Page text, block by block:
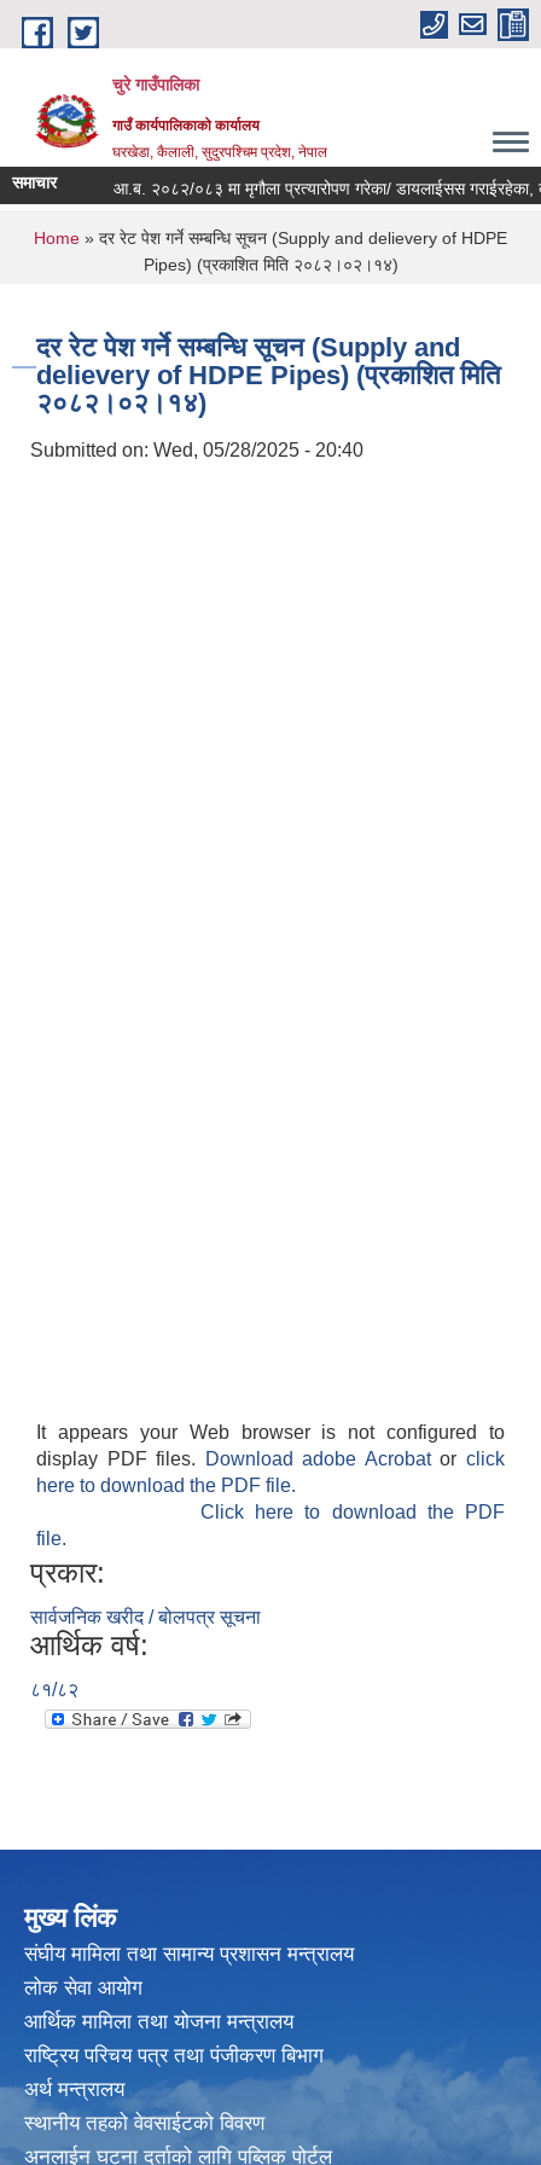
Skip to main content
चुरे गाउँपालिका
गाउँ कार्यपालिकाको कार्यालय
घरखेडा, कैलाली, सुदुरपश्चिम प्रदेश, नेपाल
समाचार आ.ब. २०८२/०८३ मा मृगौला प्रत्यारोपण गरेका/ डायलाईसस गराईरहेका,
You are here
Home » दर रेट पेश गर्ने सम्बन्धि सूचन (Supply and delievery of HDPE
Pipes) (प्रकाशित मिति २०८२।०२।१४)
दर रेट पेश गर्ने सम्बन्धि सूचन (Supply and
delievery of HDPE Pipes) (प्रकाशित मिति
२०८२।०२।१४)
Submitted on: Wed, 05/28/2025 - 20:40
It appears your Web browser is not configured to
display PDF files.
Download adobe Acrobatorclick
here to download the PDF file.
Click here to download the PDF
file.
प्रकार:
सार्वजनिक खरीद / बोलपत्र सूचना
आर्थिक वर्ष:
८१/८२
मुख्य लिंक
संघीय मामिला तथा सामान्य प्रशासन मन्त्रालय
लोक सेवा आयोग
आर्थिक मामिला तथा योजना मन्त्रालय
राष्ट्रिय परिचय पत्र तथा पंजीकरण बिभाग
अर्थ मन्त्रालय
स्थानीय तहको वेवसाईटको विवरण
अनलाईन घटना दर्ताको लागि पब्लिक पोर्टल